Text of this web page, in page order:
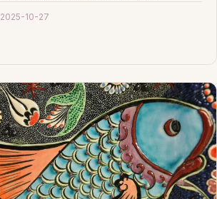
2025-10-27